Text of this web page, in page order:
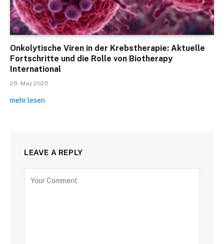
Onkolytische Viren in der Krebstherapie: Aktuelle
Fortschritte und die Rolle von Biotherapy
International
29. May 2025
mehr lesen
LEAVE A REPLY